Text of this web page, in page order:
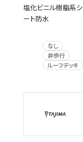
塩化ビニル樹脂系シ
ート防水
なし
非歩行
ルーフデッキ